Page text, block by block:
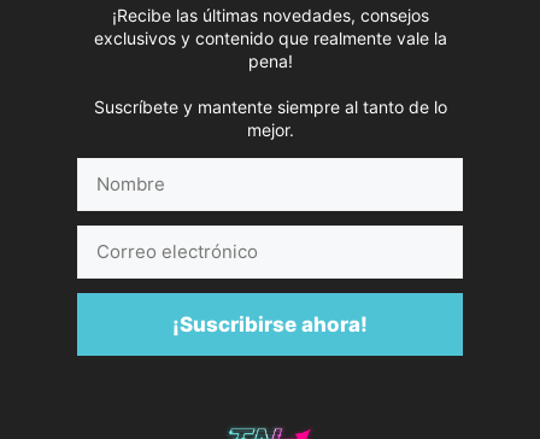
¡Recibe las últimas novedades, consejos
exclusivos y contenido que realmente vale la
pena!
Suscríbete y mantente siempre al tanto de lo
mejor.
electrónico
¡Suscribirse ahora!